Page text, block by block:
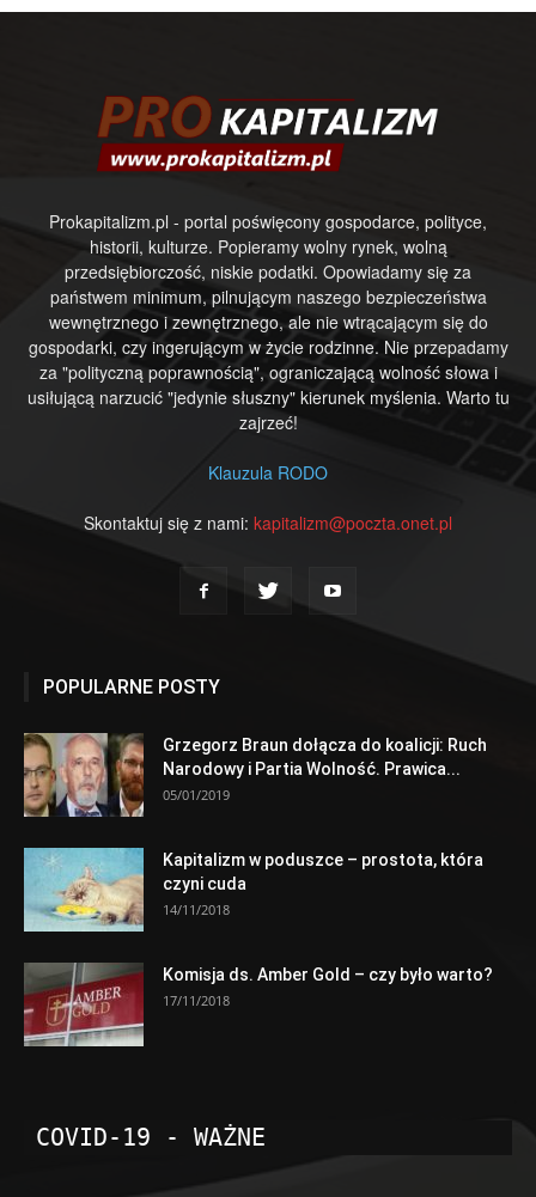
Prokapitalizm.pl - portal poświęcony gospodarce, polityce,
historii, kulturze. Popieramy wolny rynek, wolną
przedsiębiorczość, niskie podatki. Opowiadamy się za
państwem minimum, pilnującym naszego bezpieczeństwa
wewnętrznego i zewnętrznego, ale nie wtrącającym się do
gospodarki, czy ingerującym w życie rodzinne. Nie przepadamy
za "polityczną poprawnością", ograniczającą wolność słowa i
usiłującą narzucić "jedynie słuszny" kierunek myślenia. Warto tu
zajrzeć!
Klauzula RODO
Skontaktuj się z nami: kapitalizm@poczta.onet.pl
POPULARNE POSTY
Grzegorz Braun dołącza do koalicji: Ruch
Narodowy i Partia Wolność. Prawica...
05/01/2019
Kapitalizm w poduszce – prostota, która
czyni cuda
14/11/2018
Komisja ds. Amber Gold – czy było warto?
17/11/2018
COVID-19 - WAŻNE